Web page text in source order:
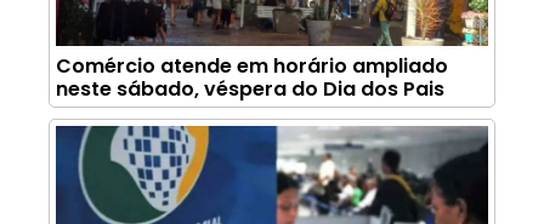
Comércio atende em horário ampliado
neste sábado, véspera do Dia dos Pais